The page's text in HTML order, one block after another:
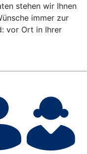
stehen wir Ihnen
immer zur
vor Ort in Ihrer